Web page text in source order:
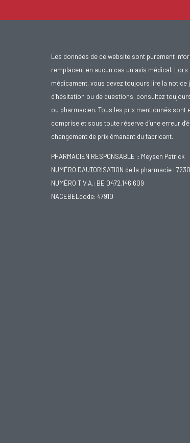
Les données de ce website sont purement
remplacent en aucun cas un avis médical. Lors
médicament, vous devez toujours lire la notice
d’hésitation ou de questions, consultez
ou pharmacien. Tous les prix mentionnés sont
comprise et sous toute réserve d’une erreur
changement de prix émanant du fabricant.
PHARMACIEN RESPONSABLE :: Meysen Patrick
NUMÉRO D'AUTORISATION de la pharmacie :
NUMÉRO T.V.A.: BE 0472.146.609
NACEBELcode: 47910